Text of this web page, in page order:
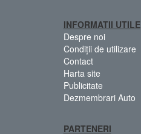
INFORMATII UTILE
Despre noi
Condiții de utilizare
Contact
Harta site
Publicitate
Dezmembrari Auto
PARTENERI